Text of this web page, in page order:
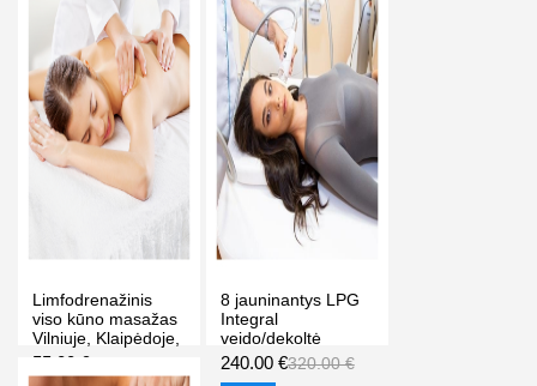
PIRKTI
Limfodrenažinis
viso kūno masažas
Vilniuje, Klaipėdoje,
Palangoje 60 min.
55.00 €
8 jauninantys LPG
Integral
veido/dekoltė
masažai, Dalia
240.00 €320.00 €